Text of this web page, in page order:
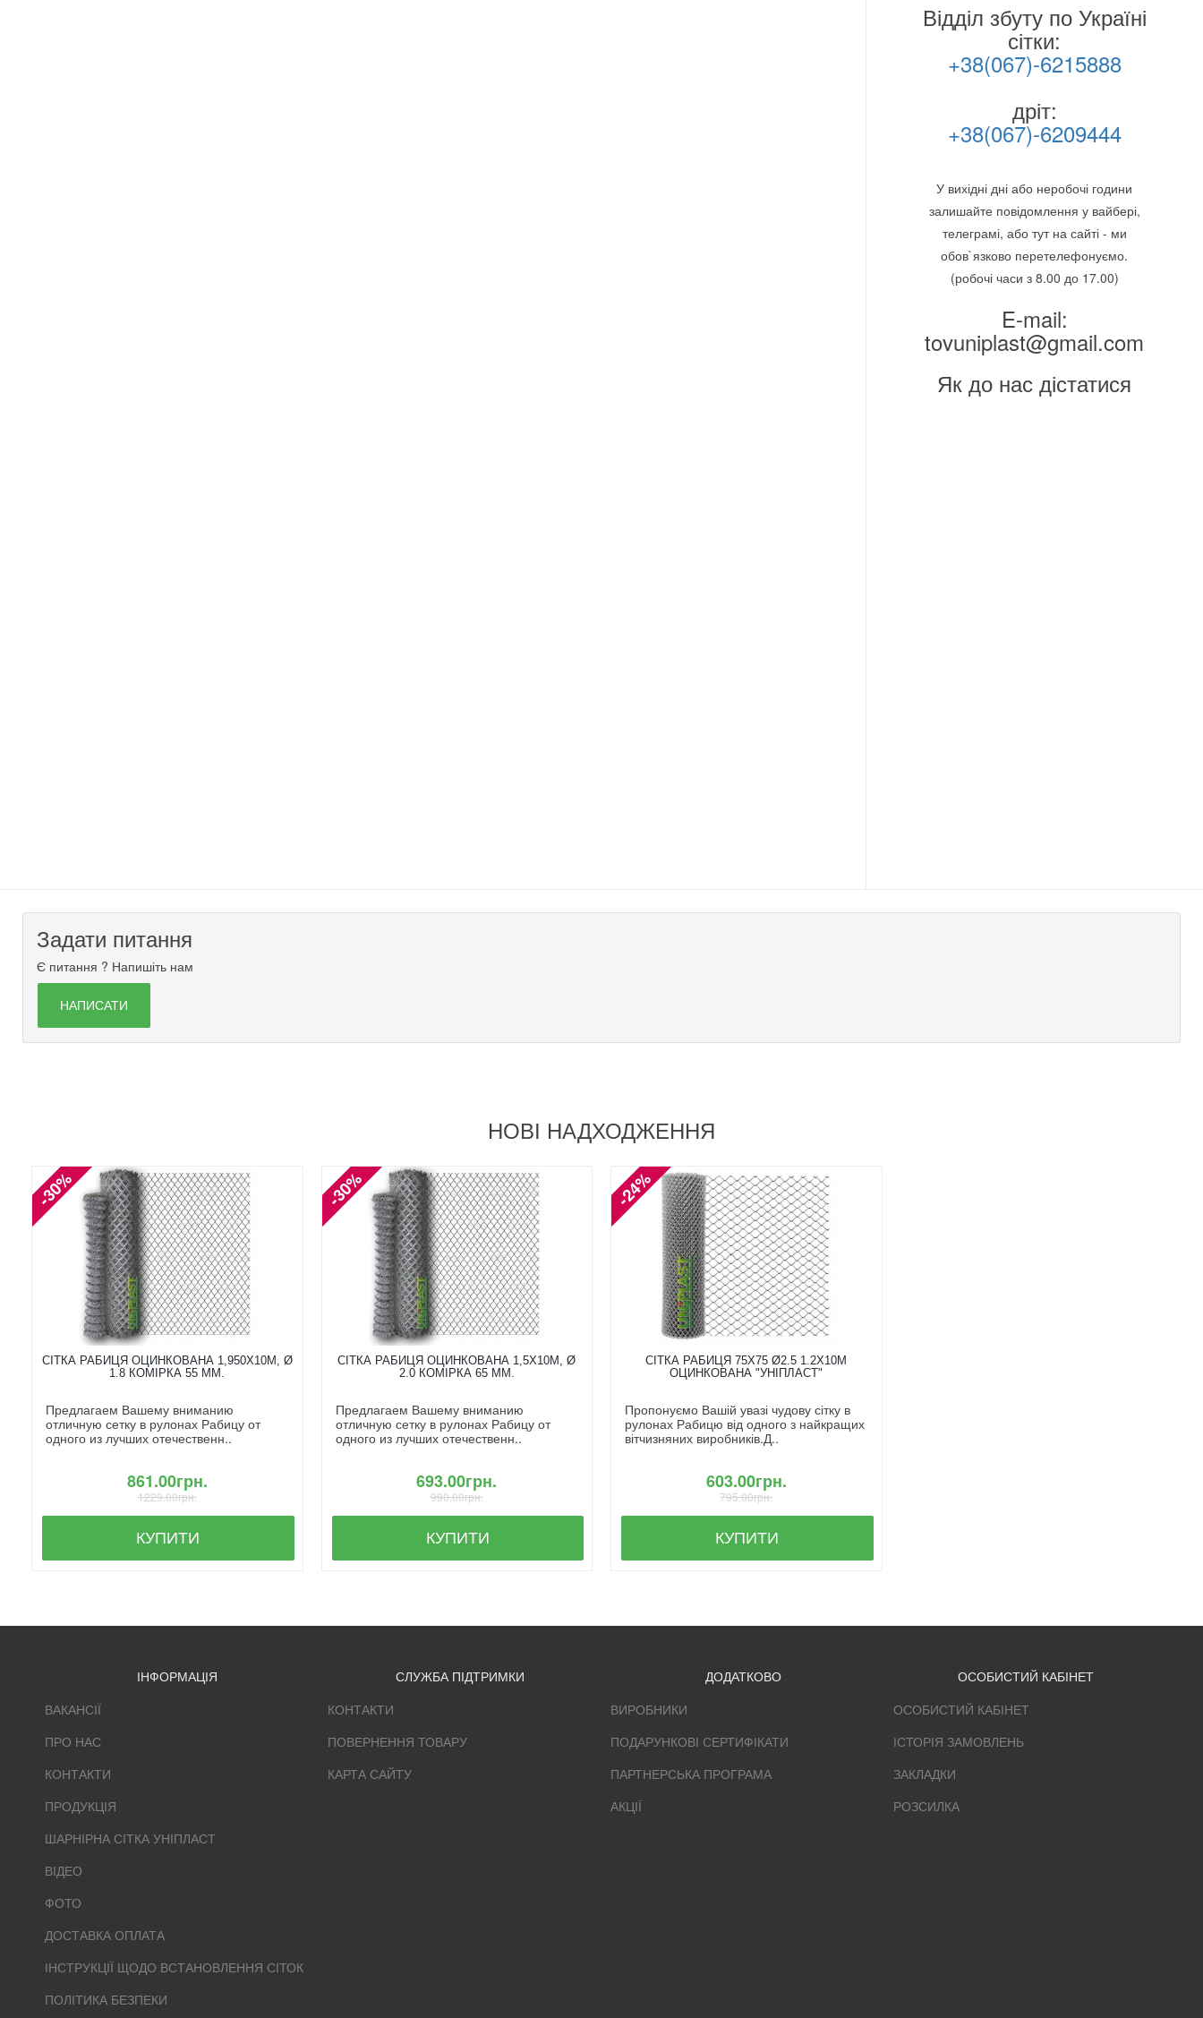
Відділ збуту по Україні
сітки:
+38(067)-6215888
дріт:
+38(067)-6209444
У вихідні дні або неробочі години
залишайте повідомлення у вайбері,
телеграмі, або тут на сайті - ми
обов`язково перетелефонуємо.
(робочі часи з 8.00 до 17.00)
E-mail:
tovuniplast@gmail.com
Як до нас дістатися
Задати питання
Є питання ? Напишіть нам
НАПИСАТИ
НОВІ НАДХОДЖЕННЯ
-30%
СІТКА РАБИЦЯ ОЦИНКОВАНА 1,950X10М, Ø
1.8 КОМІРКА 55 ММ.
Предлагаем Вашему вниманию
отличную сетку в рулонах Рабицу от
одного из лучших отечественн..
861.00грн.
1229.00грн.
КУПИТИ
-30%
СІТКА РАБИЦЯ ОЦИНКОВАНА 1,5X10М, Ø
2.0 КОМІРКА 65 ММ.
Предлагаем Вашему вниманию
отличную сетку в рулонах Рабицу от
одного из лучших отечественн..
693.00грн.
990.00грн.
КУПИТИ
-24%
СІТКА РАБИЦЯ 75Х75 Ø2.5 1.2Х10М
ОЦИНКОВАНА "УНІПЛАСТ"
Пропонуємо Вашій увазі чудову сітку в
рулонах Рабицю від одного з найкращих
вітчизняних виробників.Д..
603.00грн.
795.00грн.
КУПИТИ
ІНФОРМАЦІЯ
ВАКАНСІЇ
ПРО НАС
КОНТАКТИ
ПРОДУКЦІЯ
ШАРНІРНА СІТКА УНІПЛАСТ
ВІДЕО
ФОТО
ДОСТАВКА ОПЛАТА
ІНСТРУКЦІЇ ЩОДО ВСТАНОВЛЕННЯ СІТОК
ПОЛІТИКА БЕЗПЕКИ
СЛУЖБА ПІДТРИМКИ
КОНТАКТИ
ПОВЕРНЕННЯ ТОВАРУ
КАРТА САЙТУ
ДОДАТКОВО
ВИРОБНИКИ
ПОДАРУНКОВІ СЕРТИФІКАТИ
ПАРТНЕРСЬКА ПРОГРАМА
АКЦІЇ
ОСОБИСТИЙ КАБІНЕТ
ОСОБИСТИЙ КАБІНЕТ
ІСТОРІЯ ЗАМОВЛЕНЬ
ЗАКЛАДКИ
РОЗСИЛКА